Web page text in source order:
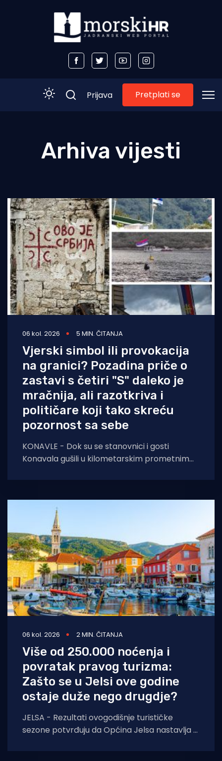
Morski plus
Obala
Otoci
Turizam i nautika
Pomorstvo
Ribolov
Ekologija
Prijava Pretplati se
Arhiva vijesti
06 kol. 2026 5 MIN. ČITANJA
Vjerski simbol ili provokacija
na granici? Pozadina priče o
zastavi s četiri "S" daleko je
mračnija, ali razotkriva i
političare koji tako skreću
pozornost sa sebe
KONAVLE - Dok su se stanovnici i gosti
Konavala gušili u kilometarskim prometnim
Boži Lasiću
06 kol. 2026 2 MIN. ČITANJA
Više od 250.000 noćenja i
povratak pravog turizma:
Zašto se u Jelsi ove godine
ostaje duže nego drugdje?
JELSA - Rezultati ovogodišnje turističke
sezone potvrđuju da Općina Jelsa nastavlja u
smo 255.585